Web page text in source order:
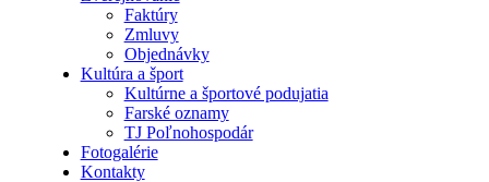
Faktúry
Zmluvy
Objednávky
Kultúra a šport
Kultúrne a športové podujatia
Farské oznamy
TJ Poľnohospodár
Fotogalérie
Kontakty